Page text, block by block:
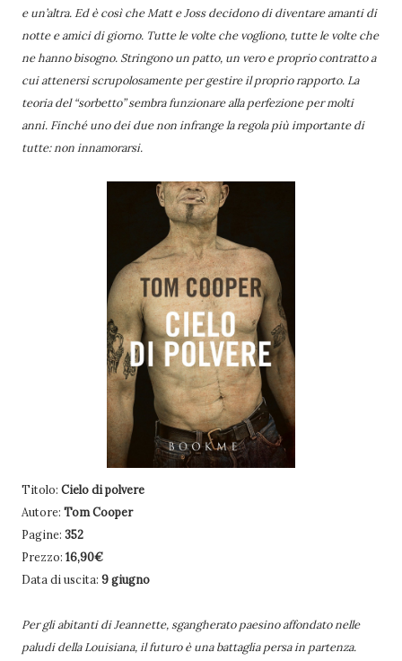
e un’altra. Ed è così che Matt e Joss decidono di diventare amanti di
notte e amici di giorno. Tutte le volte che vogliono, tutte le volte che
ne hanno bisogno. Stringono un patto, un vero e proprio contratto a
cui attenersi scrupolosamente per gestire il proprio rapporto. La
teoria del “sorbetto” sembra funzionare alla perfezione per molti
anni. Finché uno dei due non infrange la regola più importante di
tutte: non innamorarsi.
Titolo: Cielo di polvere
Autore: Tom Cooper
Pagine: 352
Prezzo: 16,90€
Data di uscita: 9 giugno
Per gli abitanti di Jeannette, sgangherato paesino affondato nelle
paludi della Louisiana, il futuro è una battaglia persa in partenza.